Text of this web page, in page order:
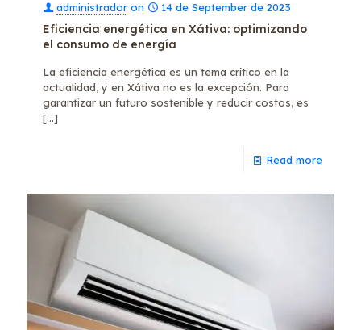
administrador on 14 de September de 2023
Eficiencia energética en Xátiva: optimizando
el consumo de energía
La eficiencia energética es un tema crítico en la
actualidad, y en Xátiva no es la excepción. Para
garantizar un futuro sostenible y reducir costos, es
[…]
Read more